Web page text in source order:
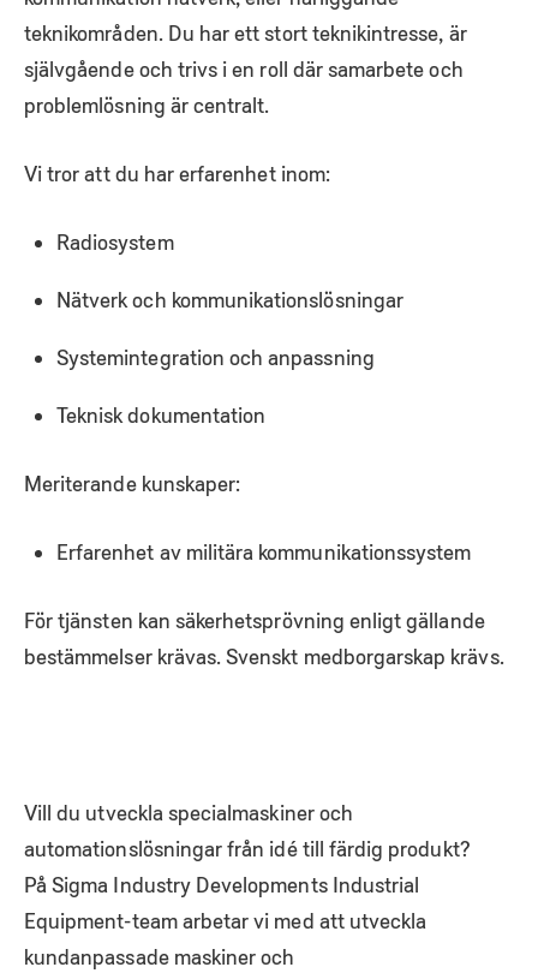
teknikområden. Du har ett stort teknikintresse, är
självgående och trivs i en roll där samarbete och
problemlösning är centralt.
Vi tror att du har erfarenhet inom:
Radiosystem
Nätverk och kommunikationslösningar
Systemintegration och anpassning
Teknisk dokumentation
Meriterande kunskaper:
Erfarenhet av militära kommunikationssystem
För tjänsten kan säkerhetsprövning enligt gällande
bestämmelser krävas. Svenskt medborgarskap krävs.
Vill du utveckla specialmaskiner och
automationslösningar från idé till färdig produkt?
På Sigma Industry Developments Industrial
Equipment-team arbetar vi med att utveckla
kundanpassade maskiner och